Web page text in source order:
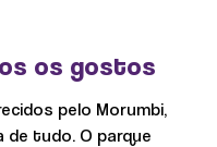
os gostos
pelo Morumbi,
de tudo. O parque